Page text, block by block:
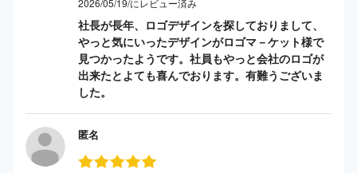
社長が長年、ロゴデザインを探しておりまして、
やっと気にいったデザインがロゴマ－ケット様で
見つかったようです。社員もやっと会社のロゴが
出来たとよても喜んでおります。有難うございま
した。
匿名